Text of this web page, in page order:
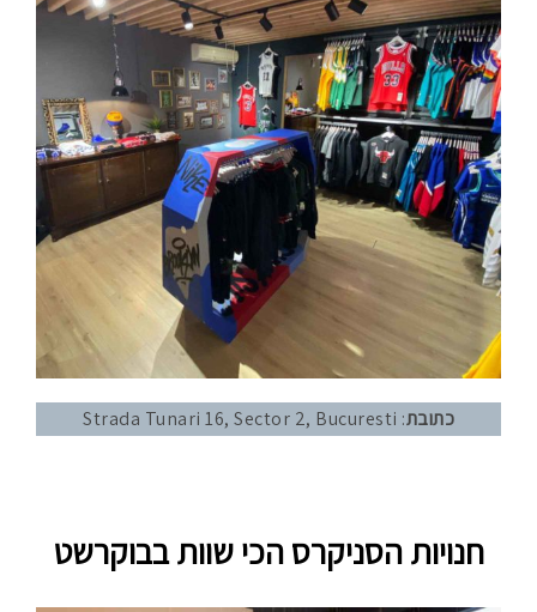
כתובת: Strada Tunari 16, Sector 2, Bucuresti
חנויות הסניקרס הכי שוות בבוקרשט